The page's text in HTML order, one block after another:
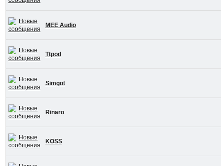
MEE Audio
Ttpod
Simgot
Rinaro
KOSS